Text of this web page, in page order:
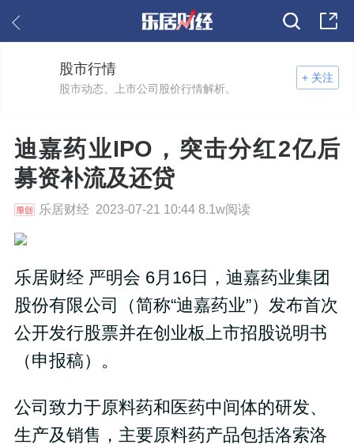
+ 关注
股市行情
股市动态、上市公司股价行情解析。
迪嘉药业IPO，突击分红2亿后
募资补流及还贷
乐居财经 2023-07-21 10:44 8.1w阅读
乐居财经 严明会 6月16日，迪嘉药业集团
股份有限公司（简称“迪嘉药业”）发布首次
公开发行股票并在创业板上市招股说明书
（申报稿）。
公司致力于原料药和医药中间体的研发、
生产及销售，主要原料药产品包括洛索洛